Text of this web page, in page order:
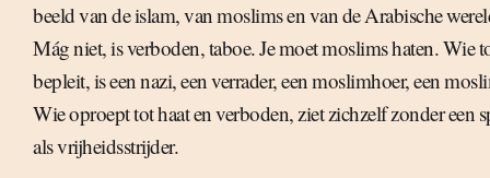
beeld van de islam, van moslims en van de Arabische
Mág niet, is verboden, taboe. Je moet moslims haten. Wie
bepleit, is een nazi, een verrader, een moslimhoer, een
Wie oproept tot haat en verboden, ziet zichzelf zonder een
als vrijheidsstrijder.